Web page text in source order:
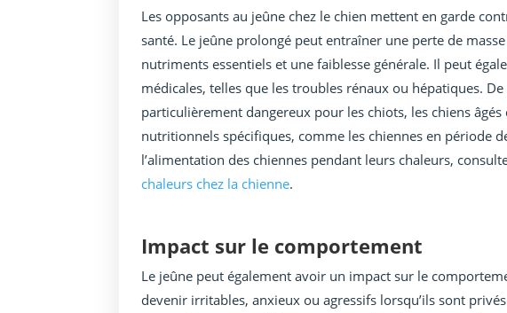
Les opposants au jeûne chez le chien mettent en garde
santé. Le jeûne prolongé peut entraîner une perte de
nutriments essentiels et une faiblesse générale. Il peut
médicales, telles que les troubles rénaux ou hépatiques.
particulièrement dangereux pour les chiots, les chiens
nutritionnels spécifiques, comme les chiennes en période
l’alimentation des chiennes pendant leurs chaleurs,
chaleurs chez la chienne.
Impact sur le comportement
Le jeûne peut également avoir un impact sur le
devenir irritables, anxieux ou agressifs lorsqu’ils sont